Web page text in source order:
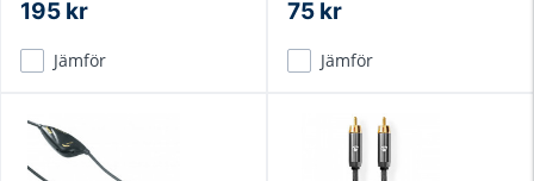
ytterhölje i gunmetallic
195 kr
Jämför
dragavlastade kontakter
75 kr
Jämför